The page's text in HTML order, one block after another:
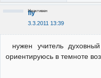
fly
3.3.2011 13:39
Неактивен
нужен учитель
ориентируюсь в темноте